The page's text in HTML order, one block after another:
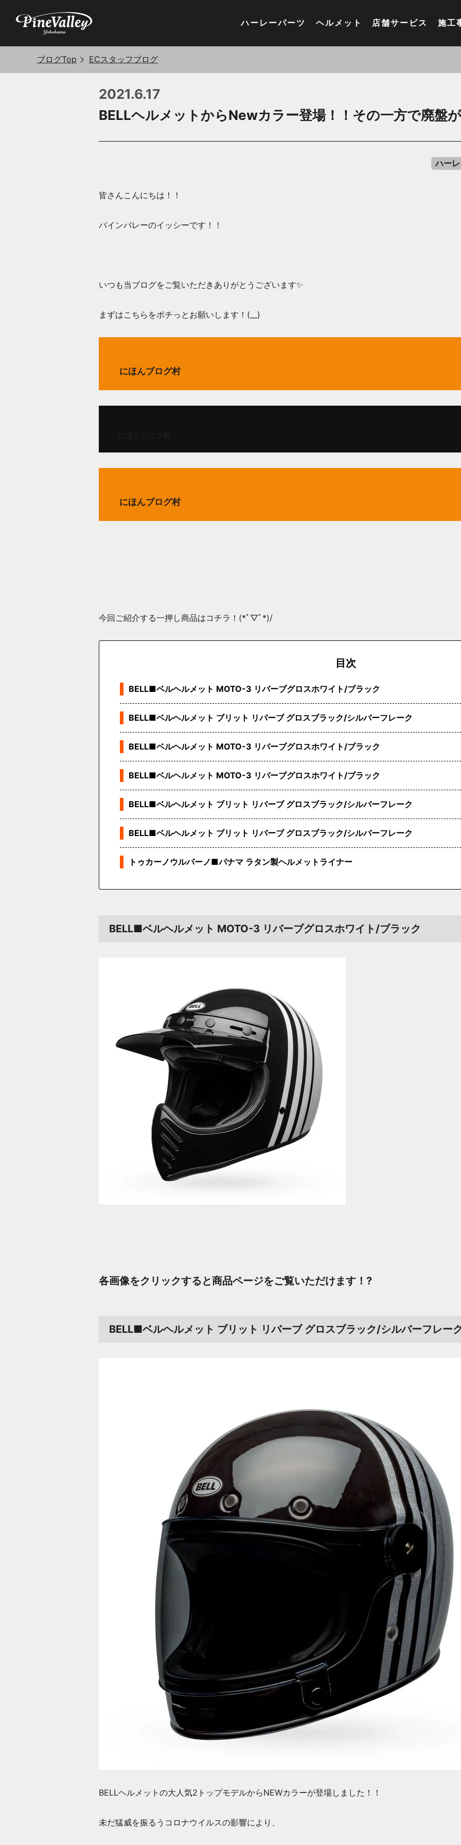
ハーレーパーツ ヘルメット 店舗サービス 施工
ブログTop ECスタッフブログ
2021.6.17
BELLヘルメットからNewカラー登場！！その一方で廃盤
ハー
皆さんこんにちは！！
パインバレーのイッシーです！！
いつも当ブログをご覧いただきありがとうございます✨
まずはこちらをポチっとお願いします！(__)
にほんブログ村
にほんブログ村
今回ご紹介する一押し商品はコチラ！(*ﾟ▽ﾟ*)/
目次
BELL■ベルヘルメット MOTO-3 リバーブグロスホワイト/ブラック
BELL■ベルヘルメット ブリット リバーブ グロスブラック/シルバーフレーク
BELL■ベルヘルメット MOTO-3 リバーブグロスホワイト/ブラック
BELL■ベルヘルメット MOTO-3 リバーブグロスホワイト/ブラック
BELL■ベルヘルメット ブリット リバーブ グロスブラック/シルバーフレーク
BELL■ベルヘルメット ブリット リバーブ グロスブラック/シルバーフレーク
トゥカーノウルバーノ■パナマ ラタン製ヘルメットライナー
BELL■ベルヘルメット MOTO-3 リバーブグロスホワイト/ブラック
各画像をクリックすると商品ページをご覧いただけます！?
BELL■ベルヘルメット ブリット リバーブ グロスブラック/シルバーフレー
BELLヘルメットの大人気2トップモデルからNEWカラーが登場しました！！
未だ猛威を振るうコロナウイルスの影響により、